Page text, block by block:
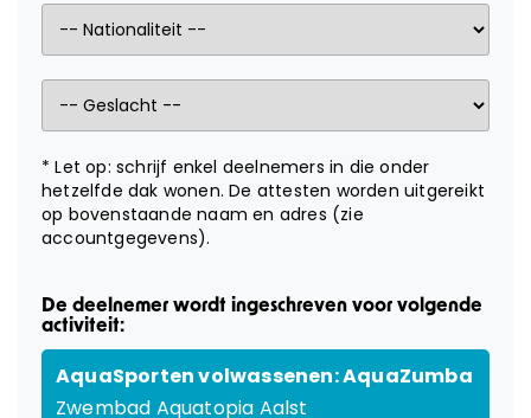
Webshop
Cadeaubon
Inloggen
* Let op: schrijf enkel deelnemers in die onder
hetzelfde dak wonen. De attesten worden uitgereikt
op bovenstaande naam en adres (zie
accountgegevens).
De deelnemer wordt ingeschreven voor volgende
activiteit:
AquaSporten volwassenen: AquaZumba
Zwembad Aquatopia Aalst